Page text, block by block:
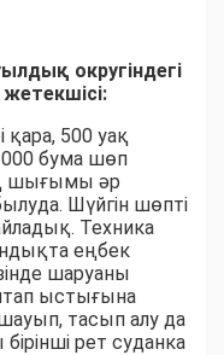
округіндегі
қара, 500 уақ
бума шөп
шығымы әр
Шүйгін шөпті
Техника
еңбек
шаруаны
ыстығына
тасып алу да
рет суданка